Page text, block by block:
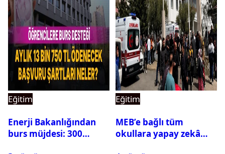
Eğitim
Enerji Bakanlığından
burs müjdesi: 300
Eğitim
MEB’e bağlı tüm
okullara yapay zekâ